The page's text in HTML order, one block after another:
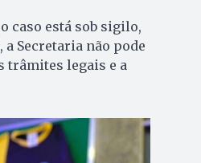
caso está sob sigilo,
Secretaria não pode
trâmites legais e a